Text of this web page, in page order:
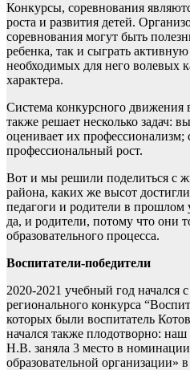
Конкурсы, соревнования
роста и развития детей.
соревнования могут быть
ребенка, так и сыграть
необходимых для него волевых
характера.
Система конкурсного движения
также решает несколько задач:
оценивает их
профессиональный рост.
Вот и мы решили поделиться с
района, каких же высот
педагоги и родители в прошлом
да, и родители, потому что они
образовательного процесса.
Воспитатели-победители
2020-2021 учебный год начался
регионального конкурса
которых были воспитатель
начался также плодотворно:
Н.В. заняла 3 место в
образовательной организации»